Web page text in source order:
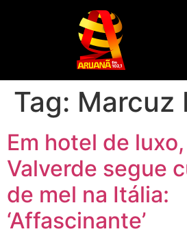
Tag: Marcuz
Em hotel de
Valverde segue
de mel na Itália:
‘Affascinante’